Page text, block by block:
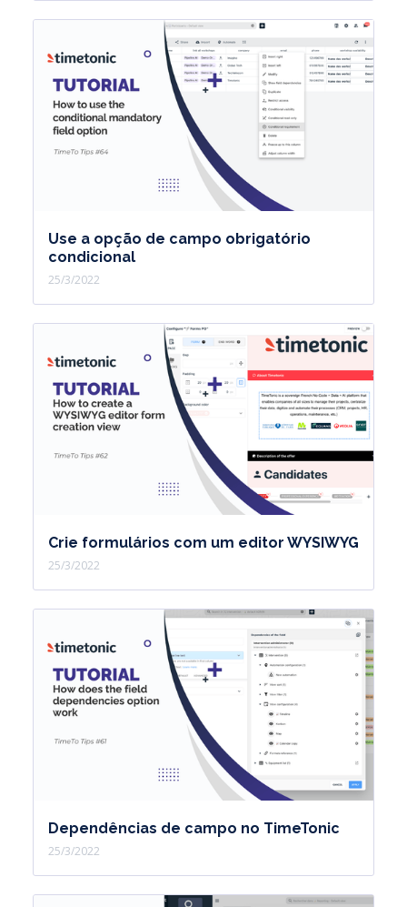
Use a opção de campo obrigatório
condicional
25/3/2022
Crie formulários com um editor WYSIWYG
25/3/2022
Dependências de campo no TimeTonic
25/3/2022